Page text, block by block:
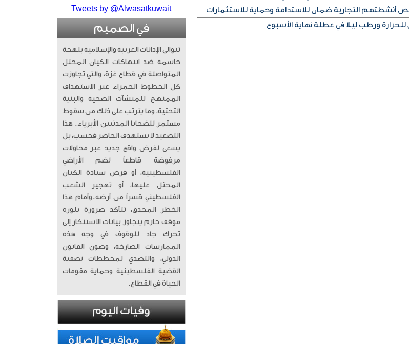
أنشطتهم التجارية ضمان للاستدامة وحماية للاستثمارات
ورطب ليلا في عطلة نهاية الأسبوع
Tweets by @Alwasatkuwait
في الصميم
تتوالى الإدانات العربية والإسلامية بلهجة
حاسمة ضد انتهاكات الكيان المحتل
المتواصلة في قطاع غزة، والتي تجاوزت
كل الخطوط الحمراء عبر الاستهداف
الممنهج للمنشآت الصحية والبنية
التحتية، وما يترتب على ذلك من سقوط
مستمر للضحايا المدنيين الأبرياء. ​ هذا
التصعيد لا يستهدف الحاضر فحسب، بل
يسعى لفرض واقع جديد عبر محاولات
مرفوضة قاطعاً لضم الأراضي
الفلسطينية، أو فرض سيادة الكيان
المحتل عليها، أو تهجير الشعب
الفلسطيني قسراً من أرضه. ​وأمام هذا
الخطر المحدق، تتأكد ضرورة بلورة
موقف حازم يتجاوز بيانات الاستنكار إلى
تحرك جاد للوقوف في وجه هذه
الممارسات الصارخة، وصون القانون
الدولي، والتصدي لمخططات تصفية
القضية الفلسطينية وحماية مقومات
الحياة في القطاع.